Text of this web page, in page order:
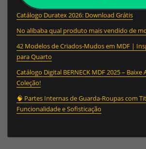
Catálogo Duratex 2026: Download Grátis
No alibaba qual produto mais vendido de
42 Modelos de Criados-Mudos em MDF |
para Quarto
Catálogo Digital BERNECK MDF 2025 – Baixe
Coleção!
🧠 Partes Internas de Guarda-Roupas com
Funcionalidade e Sofisticação